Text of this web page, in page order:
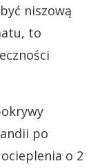
niszową
to
po
o 2